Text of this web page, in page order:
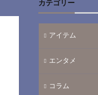
カテゴリー
アイテム
エンタメ
コラム